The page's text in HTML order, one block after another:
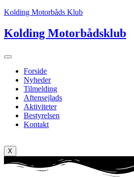
Kolding Motorbåds Klub
Kolding Motorbådsklub
Forside
Nyheder
Tilmelding
Aftensejlads
Aktiviteter
Bestyrelsen
Kontakt
X